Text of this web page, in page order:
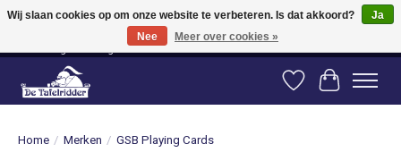
Vanaf 80 euro gratis verzending binnen Nederland! Vanaf 100 euro gratis
verzending naar België en Duitsland!
Verlanglijst
Home / Merken / GSB Playing Cards
Wij slaan cookies op om onze website te verbeteren. Is dat akkoord?
Ja
Nee
Meer over cookies »